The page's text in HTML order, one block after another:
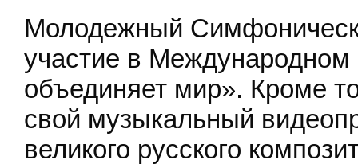
Молодежный
участие в Международном
объединяет мир». Кроме
свой музыкальный
великого русского